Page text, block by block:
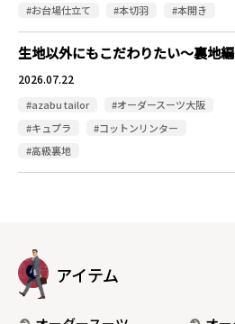
#お台場仕立て #本切羽 #本開き
生地以外にもこだわりたい～裏地
2026.07.22
#azabu tailor
#オーダースーツ大阪
#キュプラ
#コットンリンター
#高級裏地
アイテム